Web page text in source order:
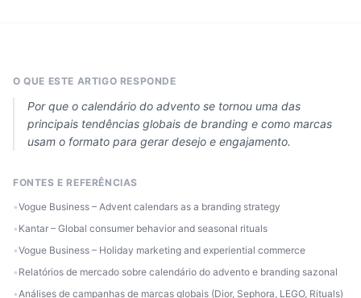
O QUE ESTE ARTIGO RESPONDE
Por que o calendário do advento se tornou uma das
principais tendências globais de branding e como marcas
usam o formato para gerar desejo e engajamento.
FONTES E REFERÊNCIAS
•Vogue Business – Advent calendars as a branding strategy
• Kantar – Global consumer behavior and seasonal rituals
•Vogue Business – Holiday marketing and experiential commerce
• Relatórios de mercado sobre calendário do advento e branding sazonal
•Análises de campanhas de marcas globais (Dior, Sephora, LEGO, Rituals)